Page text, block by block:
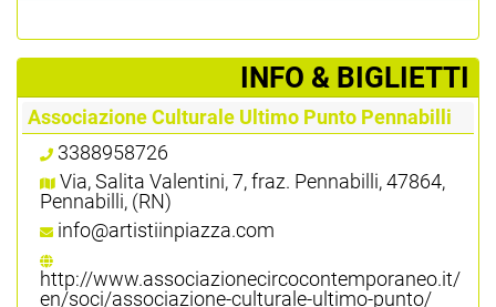
­INFO & BIGLIETTI
Associazione Culturale Ultimo Punto Pennabilli
3388958726
Via, Salita Valentini, 7, fraz. Pennabilli, 47864,
Pennabilli, (RN)
info@artistiinpiazza.com
http://www.associazionecircocontemporaneo.it/
en/soci/associazione-culturale-ultimo-punto/